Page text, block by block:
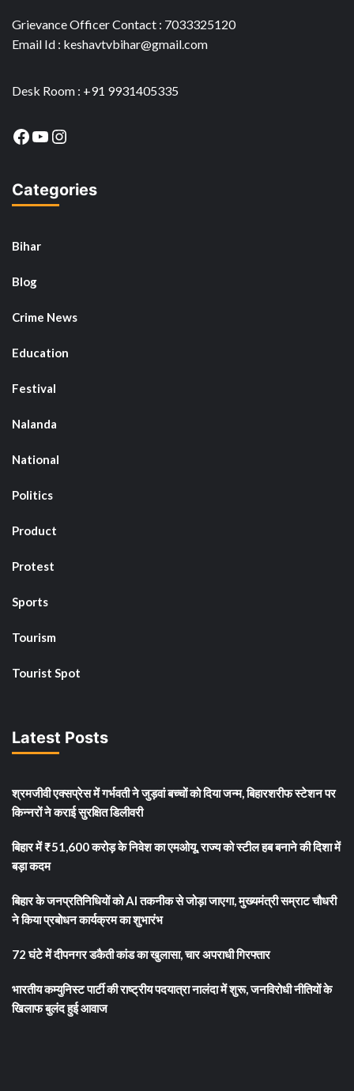
Grievance Officer Contact : 7033325120
Email Id : keshavtvbihar@gmail.com
Desk Room : +91 9931405335
Facebook
YouTube
Instagram
Categories
Bihar
Blog
Crime News
Education
Festival
Nalanda
National
Politics
Product
Protest
Sports
Tourism
Tourist Spot
Latest Posts
श्रमजीवी एक्सप्रेस में गर्भवती ने जुड़वां बच्चों को दिया जन्म, बिहारशरीफ स्टेशन पर
किन्नरों ने कराई सुरक्षित डिलीवरी
बिहार में ₹51,600 करोड़ के निवेश का एमओयू, राज्य को स्टील हब बनाने की दिशा में
बड़ा कदम
बिहार के जनप्रतिनिधियों को AI तकनीक से जोड़ा जाएगा, मुख्यमंत्री सम्राट चौधरी
ने किया प्रबोधन कार्यक्रम का शुभारंभ
72 घंटे में दीपनगर डकैती कांड का खुलासा, चार अपराधी गिरफ्तार
भारतीय कम्युनिस्ट पार्टी की राष्ट्रीय पदयात्रा नालंदा में शुरू, जनविरोधी नीतियों के
खिलाफ बुलंद हुई आवाज